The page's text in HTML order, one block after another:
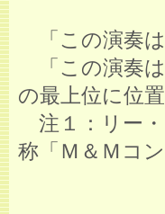
「この演奏
「この演奏
の最上位に位
注１：リー
称「Ｍ＆Ｍコ